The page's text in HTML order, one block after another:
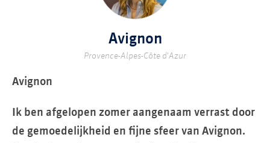
Avignon
Provence-Alpes-Côte d'Azur
Avignon
Ik ben afgelopen zomer aangenaam verrast door
de gemoedelijkheid en fijne sfeer van Avignon.